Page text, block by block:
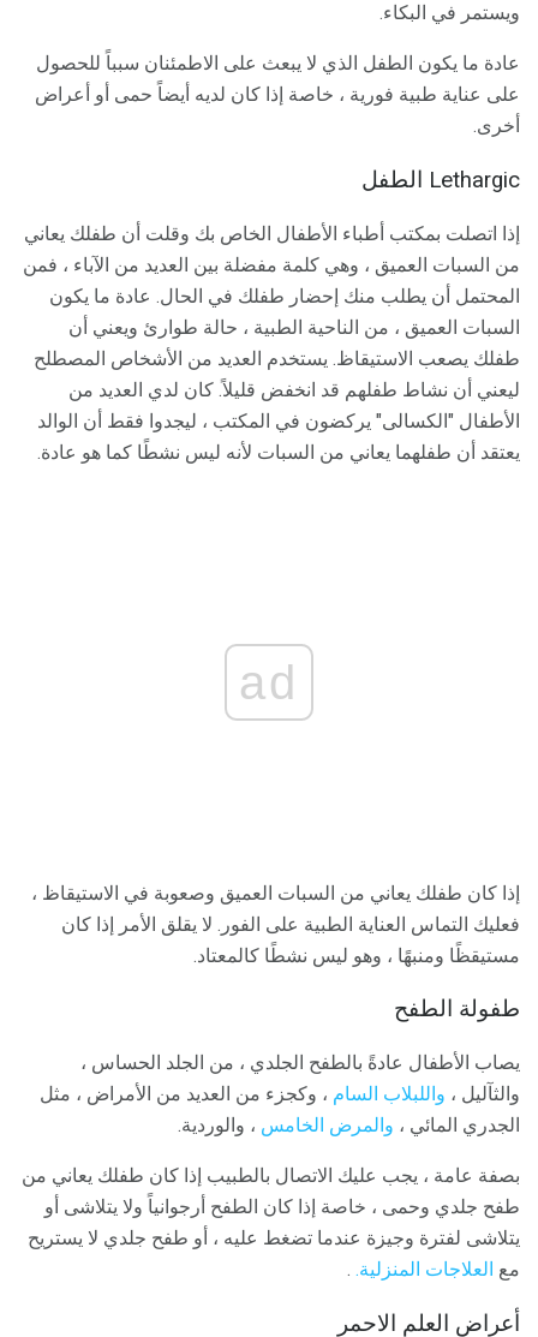
ويستمر في البكاء.
عادة ما يكون الطفل الذي لا يبعث على الاطمئنان سبباً للحصول
على عناية طبية فورية ، خاصة إذا كان لديه أيضاً حمى أو أعراض
أخرى.
Lethargic الطفل
إذا اتصلت بمكتب أطباء الأطفال الخاص بك وقلت أن طفلك يعاني
من السبات العميق ، وهي كلمة مفضلة بين العديد من الآباء ، فمن
المحتمل أن يطلب منك إحضار طفلك في الحال. عادة ما يكون
السبات العميق ، من الناحية الطبية ، حالة طوارئ ويعني أن
طفلك يصعب الاستيقاظ. يستخدم العديد من الأشخاص المصطلح
ليعني أن نشاط طفلهم قد انخفض قليلاً. كان لدي العديد من
الأطفال "الكسالى" يركضون في المكتب ، ليجدوا فقط أن الوالد
يعتقد أن طفلهما يعاني من السبات لأنه ليس نشطًا كما هو عادة.
ad
إذا كان طفلك يعاني من السبات العميق وصعوبة في الاستيقاظ ،
فعليك التماس العناية الطبية على الفور. لا يقلق الأمر إذا كان
مستيقظًا ومنبهًا ، وهو ليس نشطًا كالمعتاد.
طفولة الطفح
يصاب الأطفال عادةً بالطفح الجلدي ، من الجلد الحساس ،
والثآليل ، واللبلاب السام ، وكجزء من العديد من الأمراض ، مثل
الجدري المائي ، والمرض الخامس ، والوردية.
بصفة عامة ، يجب عليك الاتصال بالطبيب إذا كان طفلك يعاني من
طفح جلدي وحمى ، خاصة إذا كان الطفح أرجوانياً ولا يتلاشى أو
يتلاشى لفترة وجيزة عندما تضغط عليه ، أو طفح جلدي لا يستريح
مع العلاجات المنزلية. .
أعراض العلم الاحمر